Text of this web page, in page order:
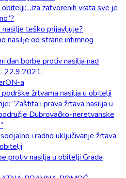
„Iza zatvorenih vrata sve je
teško prijavljuje?
nasilje od strane intimnog
dan borbe protiv nasilja nad
22.9.2021.
a
podrške žrtvama nasilja u obitelji
“Zaštita i prava žrtava nasilja u
Dubrovačko-neretvanske
i radno uključivanje žrtava
protiv nasilja u obitelji Grada